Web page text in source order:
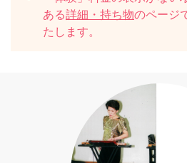
ある詳細・持ち物のページ
たします。